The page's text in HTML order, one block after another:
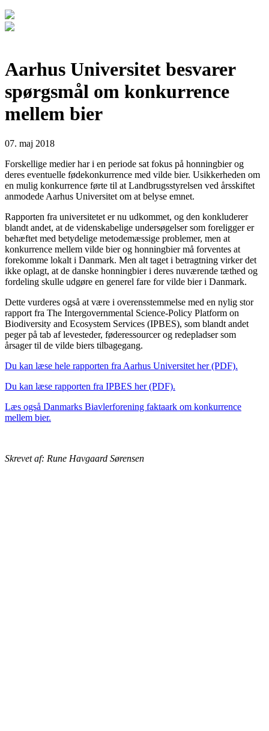
Aarhus Universitet besvarer
spørgsmål om konkurrence
mellem bier
07. maj 2018
Forskellige medier har i en periode sat fokus på honningbier og
deres eventuelle fødekonkurrence med vilde bier. Usikkerheden om
en mulig konkurrence førte til at Landbrugsstyrelsen ved årsskiftet
anmodede Aarhus Universitet om at belyse emnet.
Rapporten fra universitetet er nu udkommet, og den konkluderer
blandt andet, at de videnskabelige undersøgelser som foreligger er
behæftet med betydelige metodemæssige problemer, men at
konkurrence mellem vilde bier og honningbier må forventes at
forekomme lokalt i Danmark. Men alt taget i betragtning virker det
ikke oplagt, at de danske honningbier i deres nuværende tæthed og
fordeling skulle udgøre en generel fare for vilde bier i Danmark.
Dette vurderes også at være i overensstemmelse med en nylig stor
rapport fra The Intergovernmental Science-Policy Platform on
Biodiversity and Ecosystem Services (IPBES), som blandt andet
peger på tab af levesteder, føderessourcer og redepladser som
årsager til de vilde biers tilbagegang.
Du kan læse hele rapporten fra Aarhus Universitet her (PDF).
Du kan læse rapporten fra IPBES her (PDF).
Læs også Danmarks Biavlerforening faktaark om konkurrence
mellem bier.
Skrevet af: Rune Havgaard Sørensen